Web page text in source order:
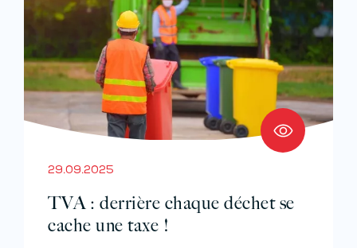
29.09.2025
TVA : derrière chaque déchet se
cache une taxe !